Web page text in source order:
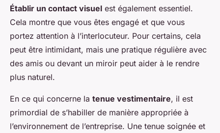
Établir un contact visuel est également essentiel.
Cela montre que vous êtes engagé et que vous
portez attention à l’interlocuteur. Pour certains, cela
peut être intimidant, mais une pratique régulière avec
des amis ou devant un miroir peut aider à le rendre
plus naturel.
En ce qui concerne la tenue vestimentaire, il est
primordial de s’habiller de manière appropriée à
l’environnement de l’entreprise. Une tenue soignée et